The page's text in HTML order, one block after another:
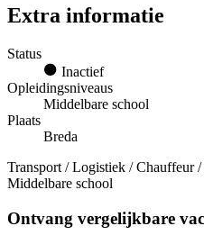
Extra informatie
Status
Inactief
Opleidingsniveaus
Middelbare school
Plaats
Breda
Transport / Logistiek / Chauffeur
Middelbare school
Ontvang vergelijkbare